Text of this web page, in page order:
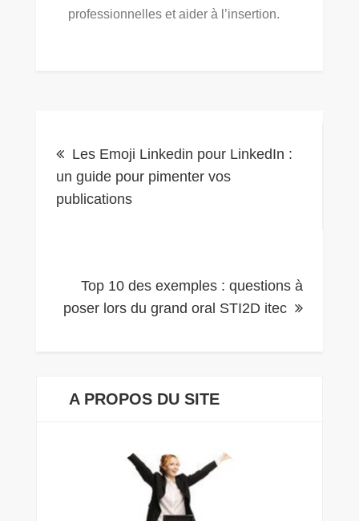
professionnelles et aider à l’insertion.
Navigation
de
Les Emoji Linkedin pour LinkedIn :
un guide pour pimenter vos
publications
Top 10 des exemples : questions à
poser lors du grand oral STI2D itec
A PROPOS DU SITE